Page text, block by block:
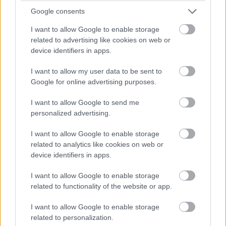
Google consents
I want to allow Google to enable storage
related to advertising like cookies on web or
device identifiers in apps.
I want to allow my user data to be sent to
Google for online advertising purposes.
I want to allow Google to send me
personalized advertising.
I want to allow Google to enable storage
related to analytics like cookies on web or
device identifiers in apps.
I want to allow Google to enable storage
related to functionality of the website or app.
I want to allow Google to enable storage
related to personalization.
harcoló lengyel autót. Nagyon szép versenyt teljesített az
Inter Europol, minden elismerést megérdemelnek.
Amit viszont le lehetne, az Frijns 10 másodperces
WRT emelőjével, így az utolsó kerékcserénél valamennyit
biztosan veszítenek majd.
A Próban Pier Guidi és Garcia között 50 másodperc
van. Ezt egy safety car éppen-éppen lenullázhatja még, de
erőből ezt még annyira se lehet itt ledolgozni, ahogy a 100-at
az amatőrök között.
A különbség nagyjából 1:40, lesz még 20 kör, ez